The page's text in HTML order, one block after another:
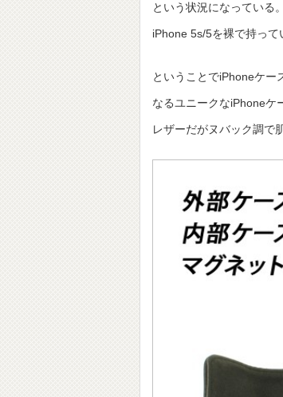
という状況になっている
iPhone 5s/5を裸で持って
ということでiPhoneケー
なるユニークなiPhoneケ
レザーだがヌバック調で